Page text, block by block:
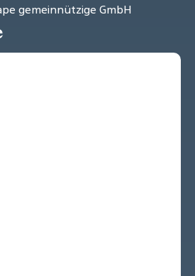
gemeinnützige GmbH